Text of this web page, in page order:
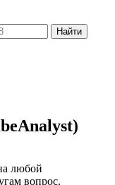
любой
вопрос.